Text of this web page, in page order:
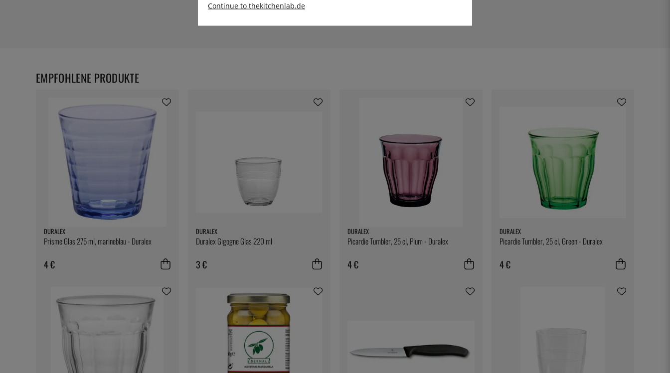
DURALEX
Prisme Glas 275 ml, marineblau - Duralex
4 €
DURALEX
Duralex Gigogne Glas 220 ml
3 €
DURALEX
Picardie Tumbler, 25 cl, Plum - Duralex
4 €
DURALEX
Picardie Tumbler, 25 cl, Green - Duralex
4 €
EMPFOHLENE PRODUKTE
Continue to thekitchenlab.de